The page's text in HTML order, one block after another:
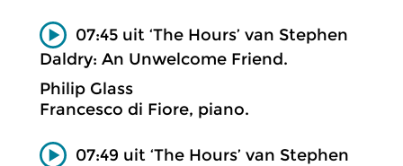
07:45 uit ‘The Hours’ van Stephen
Daldry: An Unwelcome Friend.
Philip Glass
Francesco di Fiore, piano.
07:49 uit ‘The Hours’ van Stephen